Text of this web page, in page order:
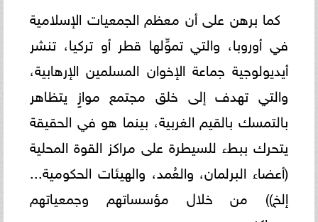
كما برهن على أن معظم الجمعيات الإسلامية
في أوروبا، والتي تموِّلها قطر أو تركيا، تنشر
أيديولوجية جماعة الإخوان المسلمين الإرهابية،
والتي تهدف إلى خلق مجتمع موازٍ يتظاهر
بالتمسك بالقيم الغربية، بينما هو في الحقيقة
يتحرك ببطء للسيطرة على مراكز القوة المحلية
(أعضاء البرلمان، والعُمد، والهيئات الحكومية...
إلخ)) من خلال مؤسساتهم وجمعياتهم